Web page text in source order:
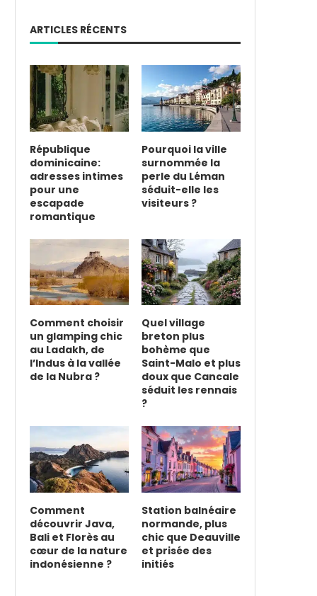
ARTICLES RÉCENTS
République
dominicaine:
adresses intimes
pour une
escapade
romantique
Pourquoi la ville
surnommée la
perle du Léman
séduit-elle les
visiteurs ?
Comment choisir
un glamping chic
au Ladakh, de
l’Indus à la vallée
de la Nubra ?
Quel village
breton plus
bohème que
Saint-Malo et plus
doux que Cancale
séduit les rennais
?
Comment
découvrir Java,
Bali et Florès au
cœur de la nature
indonésienne ?
Station balnéaire
normande, plus
chic que Deauville
et prisée des
initiés